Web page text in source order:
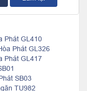
Phát GL410
Phát GL326
Phát GL417
SB03
TU982